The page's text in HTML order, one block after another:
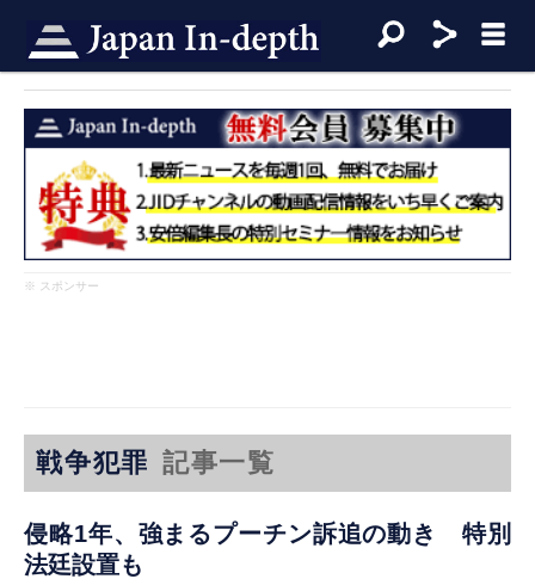
※ スポンサー
戦争犯罪 記事一覧
侵略1年、強まるプーチン訴追の動き 特別
法廷設置も